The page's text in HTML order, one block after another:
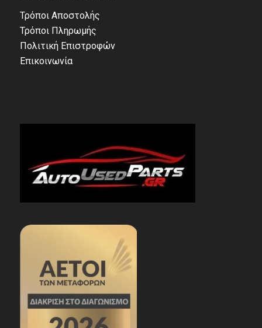
Τρόποι Αποστολής
Τρόποι Πληρωμής
Πολιτική Επιστροφών
Επικοινωνία